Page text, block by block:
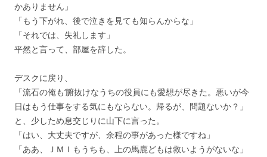
かありません」
「もう下がれ、後で泣きを見ても知らんからな」
「それでは、失礼します」
平然と言って、部屋を辞した。
デスクに戻り、
「流石の俺も‘腑抜けなうちの役員にも愛想が尽きた。悪いが今
日はもう仕事をする気にもならない。帰るが、問題ないか？」
と、少しため息交じりに山下に言った。
「はい、大丈夫ですが、余程の事があった様ですね」
「ああ、ＪＭＩもうちも、上の馬鹿どもは救いようがないな」